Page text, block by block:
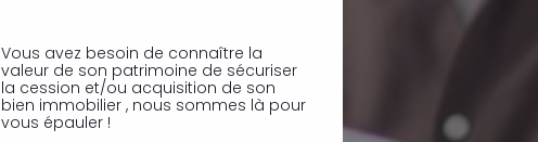
Vous avez besoin de connaître la
valeur de son patrimoine de sécuriser
la cession et/ou acquisition de son
bien immobilier , nous sommes là pour
vous épauler !